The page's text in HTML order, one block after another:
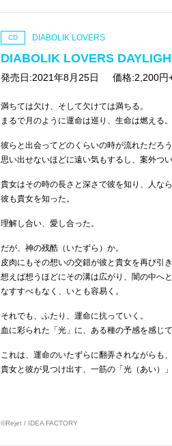
CD DIABOLIK LOVERS
DIABOLIK LOVERS
発売日:2021年8月25日 価格:2,200円
満ちては欠け、そして欠けては満ちる。
まるで月のように運命は巡り、生命は燃える。
彼らと出会ってどのくらいの時が流れただろう
思い出せないほどに遠い気もするし、案外つ
貴女はその時の長さと深さで彼を知り、人なら
彼も貴女を知った。
理解し合い、愛し合った。
だが、神の残酷（いたずら）か。
皮肉にもその想いの交錯が彼と貴女を再び引き
想えば想うほどにその溝は広がり、闇の中へ
なすすべもなく、いとも容易く。
それでも、ふたり、運命に抗っていく。
血に彩られた「光」に、ある種の予感を感
これは、運命のいたずらに翻弄されながらも、
貴女と彼が見つけ出す、一筋の「光（あい）
©Rejet / IDEA FACTORY